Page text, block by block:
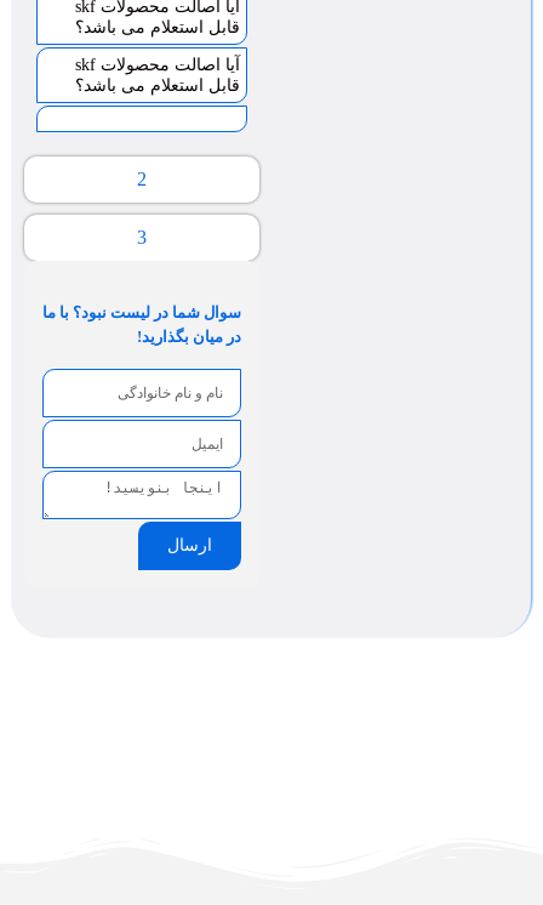
2
3
آیا اصالت محصولات skf
قابل استعلام می باشد؟
آیا اصالت محصولات skf
قابل استعلام می باشد؟
سوال شما در لیست نبود؟ با ما
در میان بگذارید!
ارسال